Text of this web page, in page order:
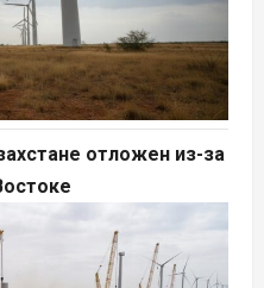
отложен из-за